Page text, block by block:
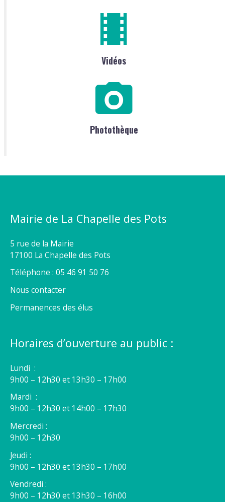
Vidéos
Photothèque
Mairie de La Chapelle des Pots
5 rue de la Mairie
17100 La Chapelle des Pots
Téléphone : 05 46 91 50 76
Nous contacter
Permanences des élus
Horaires d’ouverture au public :
Lundi :
9h00 – 12h30 et 13h30 – 17h00
Mardi :
9h00 – 12h30 et 14h00 – 17h30
Mercredi :
9h00 – 12h30
Jeudi :
9h00 – 12h30 et 13h30 – 17h00
Vendredi :
9h00 – 12h30 et 13h30 – 16h00